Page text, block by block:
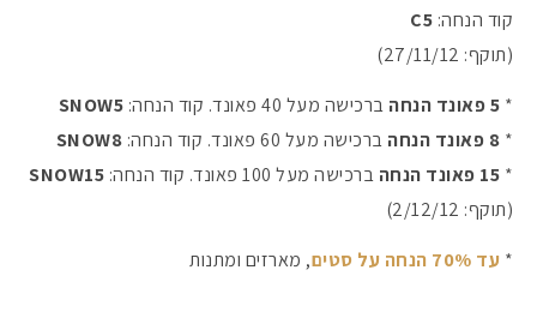
קוד הנחה: C5
(תוקף: 27/11/12)
*
ברכישה מעל 40 פאונד. קוד הנחה:
SNOW5
*
ברכישה מעל 60 פאונד. קוד הנחה:
SNOW8
* 15 פאונד הנחה ברכישה מעל 100 פאונד. קוד הנחה:
SNOW15
(תוקף: 2/12/12)
* עד 70% הנחה על סטים , מארזים ומתנות